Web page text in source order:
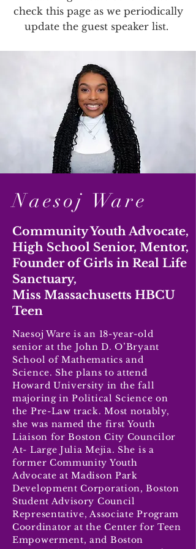
activities. We are actively
fundraising to cover
right now, participants will
have to cover their flight
ticket and e-visa fee as we
work to secure additional
funding. Scholarships will
be available to those in
financial need.
check this page as we periodically
update the guest speaker list.
Naesoj Ware
Community Youth Advocate,
High School Senior, Mentor,
Founder of Girls in Real Life
Sanctuary,
Miss Massachusetts HBCU
Teen
Naesoj Ware is an 18-year-old
senior at the John D. O’Bryant
School of Mathematics and
Science. She plans to attend
Howard University in the fall
majoring in Political Science on
the Pre-Law track. Most notably,
she was named the first Youth
Liaison for Boston City Councilor
At- Large Julia Mejia. She is a
former Community Youth
Advocate at Madison Park
Development Corporation, Boston
Student Advisory Council
Representative, Associate Program
Coordinator at the Center for Teen
Empowerment, and Boston